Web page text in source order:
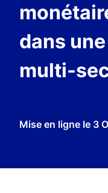
dans
multi-
Mise en ligne le 3